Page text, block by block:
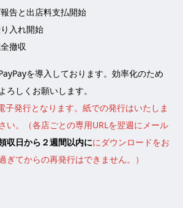
告と出店料支払開始
入れ開始
撤収
を導入しております。効率化のため
ろしくお願いします。
発行となります。紙での発行はいたしま
い。（各店ごとの専用URLを翌週にメール
収日から２週間以内ににダウンロードをお
ぎてからの再発行はできません。）